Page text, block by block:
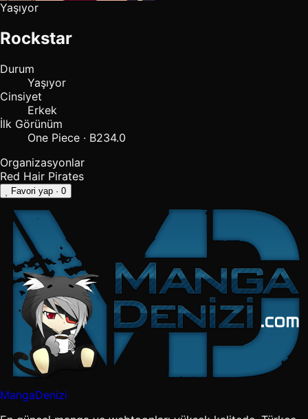
Yaşıyor
Rockstar
Durum
Yaşıyor
Cinsiyet
Erkek
İlk Görünüm
One Piece · B234.0
Organizasyonlar
Red Hair Pirates
Favori yap · 0
MangaDenizi